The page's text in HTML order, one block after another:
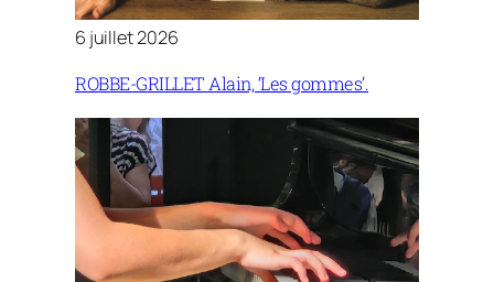
6 juillet 2026
ROBBE-GRILLET Alain, ‘Les gommes’.